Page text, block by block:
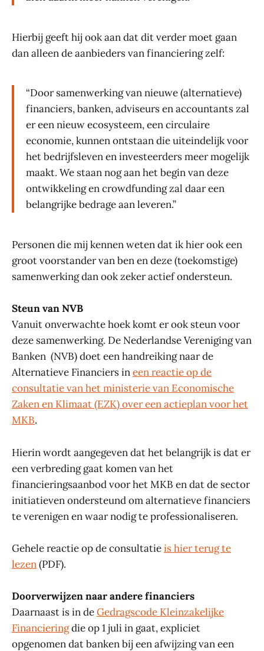
Hierbij geeft hij ook aan dat dit verder moet gaan
dan alleen de aanbieders van financiering zelf:
“Door samenwerking van nieuwe (alternatieve)
financiers, banken, adviseurs en accountants zal
er een nieuw ecosysteem, een circulaire
economie, kunnen ontstaan die uiteindelijk voor
het bedrijfsleven en investeerders meer mogelijk
maakt. We staan nog aan het begin van deze
ontwikkeling en crowdfunding zal daar een
belangrijke bedrage aan leveren.”
Personen die mij kennen weten dat ik hier ook een
groot voorstander van ben en deze (toekomstige)
samenwerking dan ook zeker actief ondersteun.
Steun van NVB
Vanuit onverwachte hoek komt er ook steun voor
deze samenwerking. De Nederlandse Vereniging van
Banken (NVB) doet een handreiking naar de
Alternatieve Financiers ineen reactie op de
consultatie van het ministerie van Economische
Zaken en Klimaat (EZK) over een actieplan voor het
MKB.
Hierin wordt aangegeven dat het belangrijk is dat er
een verbreding gaat komen van het
financieringsaanbod voor het MKB en dat de sector
initiatieven ondersteund om alternatieve financiers
te verenigen en waar nodig te professionaliseren.
Gehele reactie op de consultatieis hier terug te
lezen(PDF).
Doorverwijzen naar andere financiers
Daarnaast is in deGedragscode Kleinzakelijke
Financieringdie op 1 juli in gaat, expliciet
opgenomen dat banken bij een afwijzing van een